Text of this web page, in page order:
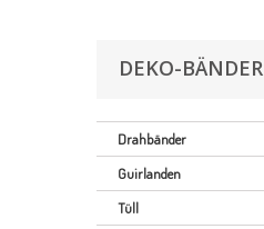
DEKO-BÄNDER
Drahbänder
Guirlanden
Tüll